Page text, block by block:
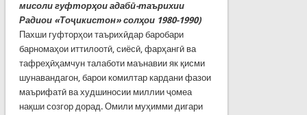
мисоли гуфторҳои адабӣ-таърихии
Радиои «Тоҷикистон» солҳои 1980-1990)
Пахши гуфторҳои таърихӣдар баробари
барномаҳои иттилоотӣ, сиёсӣ, фарҳангӣ ва
тафреҳӣҳамчун талаботи маънавии як қисми
шунавандагон, барои комилтар кардани фазои
маърифатӣ ва худшиносии миллии ҷомеа
нақши созгор дорад. Омили муҳимми дигари